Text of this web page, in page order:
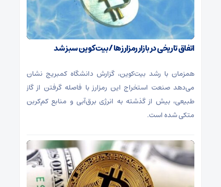
اتفاق تاریخی در بازار رمزارزها / بیت‌کوین سبز شد
همزمان با رشد بیت‌کوین، گزارش دانشگاه کمبریج نشان
می‌دهد صنعت استخراج این رمزارز با فاصله گرفتن از گاز
طبیعی، بیش از گذشته به انرژی برق‌آبی و منابع کم‌کربن
متکی شده است.